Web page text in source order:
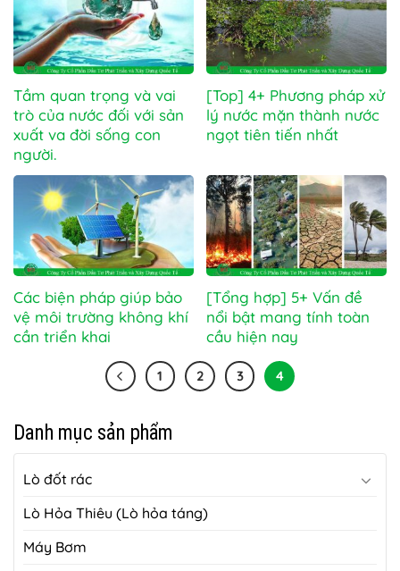
Tầm quan trọng và vai
trò của nước đối với sản
xuất va đời sống con
người.
[Top] 4+ Phương pháp xử
lý nước mặn thành nước
ngọt tiên tiến nhất
Các biện pháp giúp bảo
vệ môi trường không khí
cần triển khai
[Tổng hợp] 5+ Vấn đề
nổi bật mang tính toàn
cầu hiện nay
1 2 3 4
Danh mục sản phẩm
Lò đốt rác
Lò Hỏa Thiêu (Lò hỏa táng)
Máy Bơm